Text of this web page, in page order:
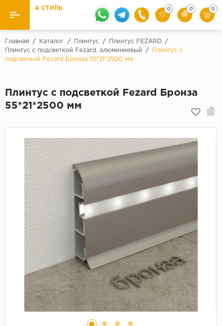
Назад
Ламинат
Назад
Krontex
Класс
33 класс
Серый
Бежевый
Дуб светлый
Коричневый
Страна
Австрия
Ковролин и ковровая плитка
Линолеум
Плинтус
Кварцевый ламинат SPC
Подложка под паркет и ламинат
А СТИЛЬ 0 0 0
Главная / Каталог / Плинтус / Плинтус FEZARD
/
Плинтус с подсветкой Fezard, алюминиевый
/
Плинтус с
подсветкой Fezard Бронза 55*21*2500 мм
Плинтус с подсветкой Fezard Бронза
55*21*2500 мм